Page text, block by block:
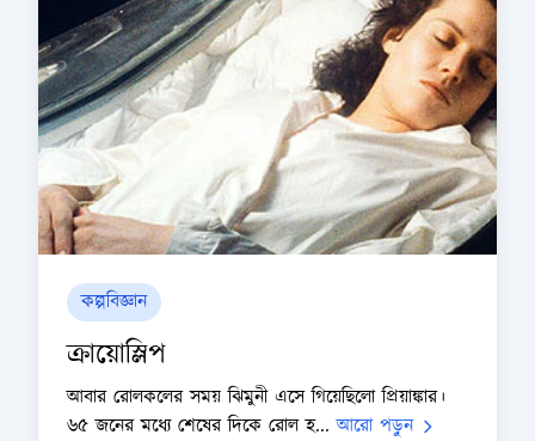
কল্পবিজ্ঞান
ক্রায়োস্লিপ
আবার রোলকলের সময় ঝিমুনী এসে গিয়েছিলো প্রিয়াঙ্কার।
৬৫ জনের মধ্যে শেষের দিকে রোল হ...আরো পড়ুন